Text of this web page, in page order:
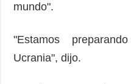
mundo".
"Estamos
Ucrania", dijo.